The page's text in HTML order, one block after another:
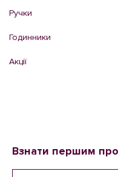
Ручки
Годинники
Акції
Взнати першим